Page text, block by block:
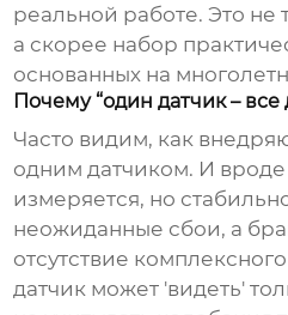
реальной работе. Это не
а скорее набор
основанных на
Почему “один датчик – все
Часто видим, как
одним датчиком. И
измеряется, но
неожиданные сбои, а
отсутствие
датчик может 'видеть'